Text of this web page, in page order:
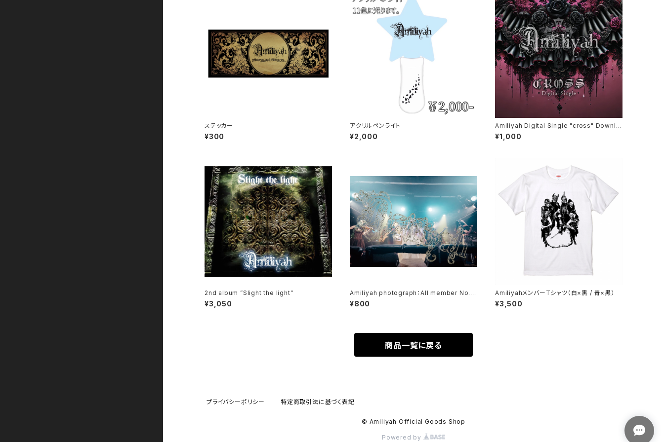
ステッカー
¥300
アクリルペンライト
¥2,000
Amiliyah Digital Single "cross" Downlo
ad CARD
¥1,000
2nd album ”Slight the light”
¥3,050
Amiliyah photograph：All member No.11
～No.18
¥800
AmiliyahメンバーTシャツ（白×黒 / 青×黒）
¥3,500
商品一覧に戻る
プライバシーポリシー 特定商取引法に基づく表記
© Amiliyah Official Goods Shop
Powered by